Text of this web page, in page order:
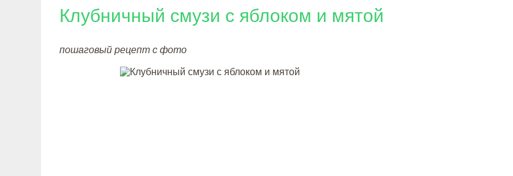
Клубничный смузи с яблоком и мятой
пошаговый рецепт с фото